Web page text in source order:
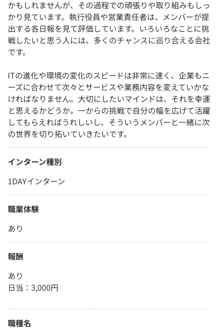
かもしれませんが、その過程での頑張りや取り組みもしっ
かり見ています。執行役員や営業責任者は、メンバーが提
出する各日報を見て評価しています。いろいろなことに挑
戦したいと思う人には、多くのチャンスに巡り合える会社
です。
ITの進化や環境の変化のスピードは非常に速く、企業もニ
ーズに合わせて次々とサービスや業務内容を変えていかな
ければなりません。大切にしたいマインドは、それを幸運
と思えるかどうか。一からの挑戦で自分の幅を広げて活躍
してもらえればうれしいし、そういうメンバーと一緒に次
の世界を切り拓いていきたいです。
インターン種別
1DAYインターン
職業体験
あり
報酬
あり
日当：3,000円
職種名